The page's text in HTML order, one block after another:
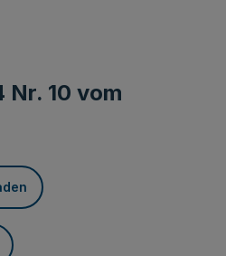
Nr. 10 vom